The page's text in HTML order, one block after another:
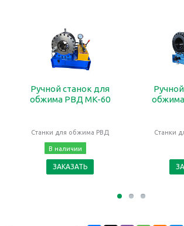
Ручной станок для
обжима РВД MK-60
Станки для обжима РВД
В наличии
ЗАКАЗАТЬ
Станки